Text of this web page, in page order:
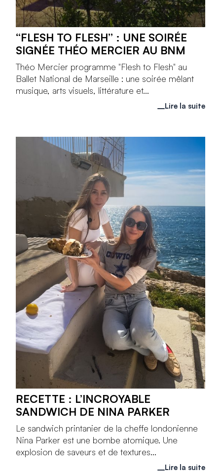
“FLESH TO FLESH” : UNE SOIRÉE
SIGNÉE THÉO MERCIER AU BNM
Théo Mercier programme "Flesh to Flesh" au
Ballet National de Marseille : une soirée mêlant
musique, arts visuels, littérature et...
Lire la suite
RECETTE : L’INCROYABLE
SANDWICH DE NINA PARKER
Le sandwich printanier de la cheffe londonienne
Nina Parker est une bombe atomique. Une
explosion de saveurs et de textures...
Lire la suite